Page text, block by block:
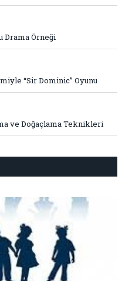
Drama Örneği
“Sir Dominic” Oyunu
ve Doğaçlama Teknikleri